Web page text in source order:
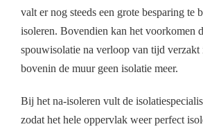
valt er nog steeds een grote besparing te
isoleren. Bovendien kan het voorkomen
spouwisolatie na verloop van tijd verzakt
bovenin de muur geen isolatie meer.
Bij het na-isoleren vult de
zodat het hele oppervlak weer perfect